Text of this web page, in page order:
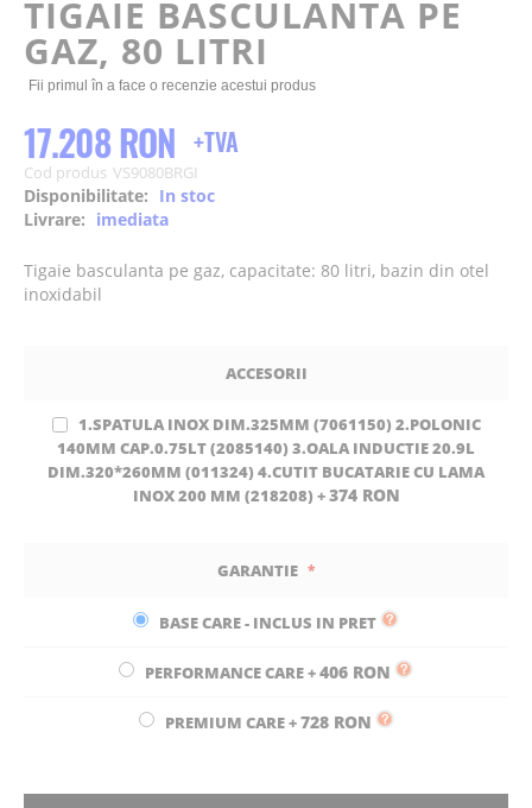
the
images
gallery
TIGAIE BASCULANTA PE
GAZ, 80 LITRI
Fii primul în a face o recenzie acestui produs
17.208 RON
Cod produs VS9080BRGI
Disponibilitate: In stoc
Livrare: imediata
Tigaie basculanta pe gaz, capacitate: 80 litri, bazin din otel
inoxidabil
ACCESORII
1.SPATULA INOX DIM.325MM (7061150) 2.POLONIC
140MM CAP.0.75LT (2085140) 3.OALA INDUCTIE 20.9L
DIM.320*260MM (011324) 4.CUTIT BUCATARIE CU LAMA
INOX 200 MM (218208) +374 RON
GARANTIE
BASE CARE - INCLUS IN PRET
PERFORMANCE CARE+406 RON
PREMIUM CARE+728 RON